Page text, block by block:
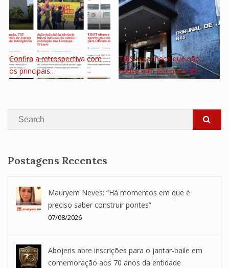
Confira a retrospectiva com
os principais…
TJRS reconhece que não
houve erro por parte da…
Search
Postagens Recentes
Mauryem Neves: “Há momentos em que é
preciso saber construir pontes”
07/08/2026
Abojeris abre inscrições para o jantar-baile em
comemoração aos 70 anos da entidade